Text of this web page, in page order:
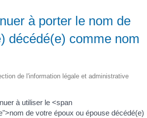
à porter le nom de
décédé(e) comme nom
de l'information légale et administrative
à utiliser le <span
de votre époux ou épouse décédé(e)